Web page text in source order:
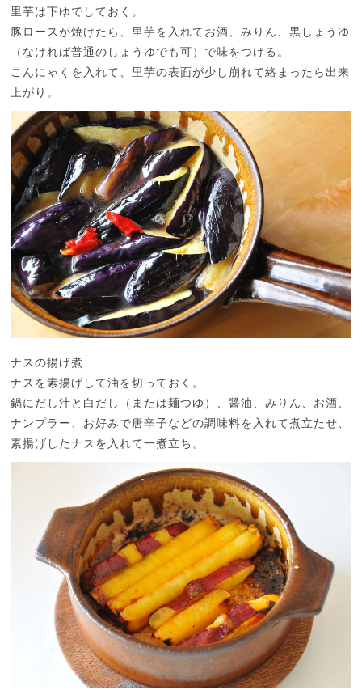
里芋は下ゆでしておく。
豚ロースが焼けたら、里芋を入れてお酒、みりん、黒しょうゆ
（なければ普通のしょうゆでも可）で味をつける。
こんにゃくを入れて、里芋の表面が少し崩れて絡まったら出来
上がり。
ナスの揚げ煮
ナスを素揚げして油を切っておく。
鍋にだし汁と白だし（または麺つゆ）、醤油、みりん、お酒、
ナンプラー、お好みで唐辛子などの調味料を入れて煮立たせ、
素揚げしたナスを入れて一煮立ち。